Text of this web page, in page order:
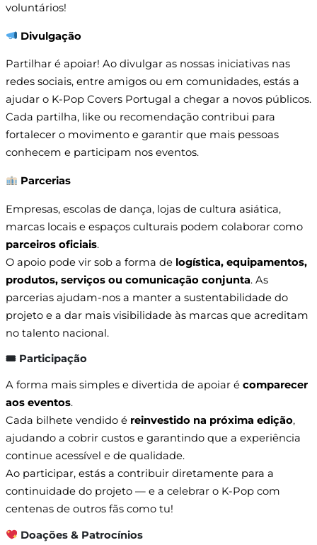
voluntários!
Divulgação
Partilhar é apoiar! Ao divulgar as nossas iniciativas nas
redes sociais, entre amigos ou em comunidades, estás a
ajudar o K-Pop Covers Portugal a chegar a novos públicos.
Cada partilha, like ou recomendação contribui para
fortalecer o movimento e garantir que mais pessoas
conhecem e participam nos eventos.
Parcerias
Empresas, escolas de dança, lojas de cultura asiática,
marcas locais e espaços culturais podem colaborar como
parceiros oficiais.
O apoio pode vir sob a forma de logística, equipamentos,
produtos, serviços ou comunicação conjunta. As
parcerias ajudam-nos a manter a sustentabilidade do
projeto e a dar mais visibilidade às marcas que acreditam
no talento nacional.
🎟 Participação
A forma mais simples e divertida de apoiar é comparecer
aos eventos.
Cada bilhete vendido é reinvestido na próxima edição,
ajudando a cobrir custos e garantindo que a experiência
continue acessível e de qualidade.
Ao participar, estás a contribuir diretamente para a
continuidade do projeto — e a celebrar o K-Pop com
centenas de outros fãs como tu!
Doações & Patrocínios